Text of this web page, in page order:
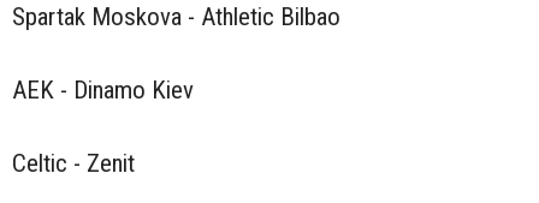
Spartak Moskova - Athletic Bilbao
AEK - Dinamo Kiev
Celtic - Zenit